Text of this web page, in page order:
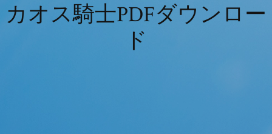
カオス騎士PDFダウンロー
ド